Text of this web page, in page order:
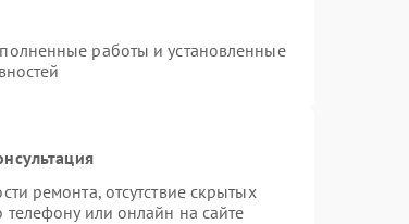
работы и установленные
ремонта, отсутствие скрытых
или онлайн на сайте